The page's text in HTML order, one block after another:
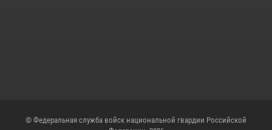
© Федеральная служба войск национальной гвардии Российской